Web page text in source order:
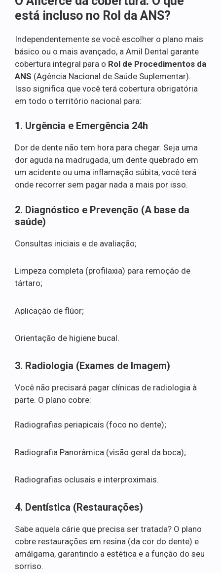
está incluso no Rol da ANS?
Independentemente se você escolher o plano mais
básico ou o mais avançado, a Amil Dental garante
cobertura integral para o Rol de Procedimentos da
ANS (Agência Nacional de Saúde Suplementar).
Isso significa que você terá cobertura obrigatória
em todo o território nacional para:
1. Urgência e Emergência 24h
Dor de dente não tem hora para chegar. Seja uma
dor aguda na madrugada, um dente quebrado em
um acidente ou uma inflamação súbita, você terá
onde recorrer sem pagar nada a mais por isso.
2. Diagnóstico e Prevenção (A base da
saúde)
Consultas iniciais e de avaliação;
Limpeza completa (profilaxia) para remoção de
tártaro;
Aplicação de flúor;
Orientação de higiene bucal.
3. Radiologia (Exames de Imagem)
Você não precisará pagar clínicas de radiologia à
parte. O plano cobre:
Radiografias periapicais (foco no dente);
Radiografia Panorâmica (visão geral da boca);
Radiografias oclusais e interproximais.
4. Dentística (Restaurações)
Sabe aquela cárie que precisa ser tratada? O plano
cobre restaurações em resina (da cor do dente) e
amálgama, garantindo a estética e a função do seu
sorriso.